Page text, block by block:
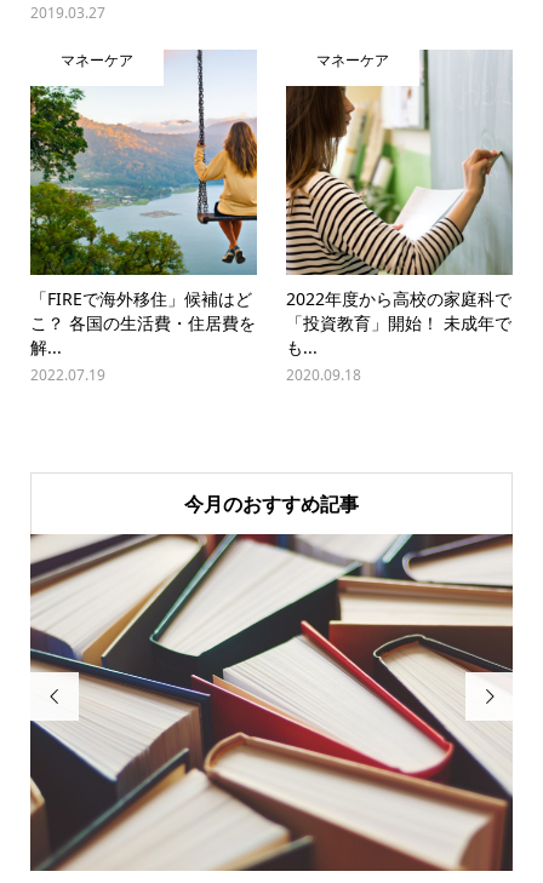
2019.03.27
マネーケア
「FIREで海外移住」候補はど
こ？ 各国の生活費・住居費を
解...
2022.07.19
マネーケア
2022年度から高校の家庭科で
「投資教育」開始！ 未成年で
も...
2020.09.18
今月のおすすめ記事
 